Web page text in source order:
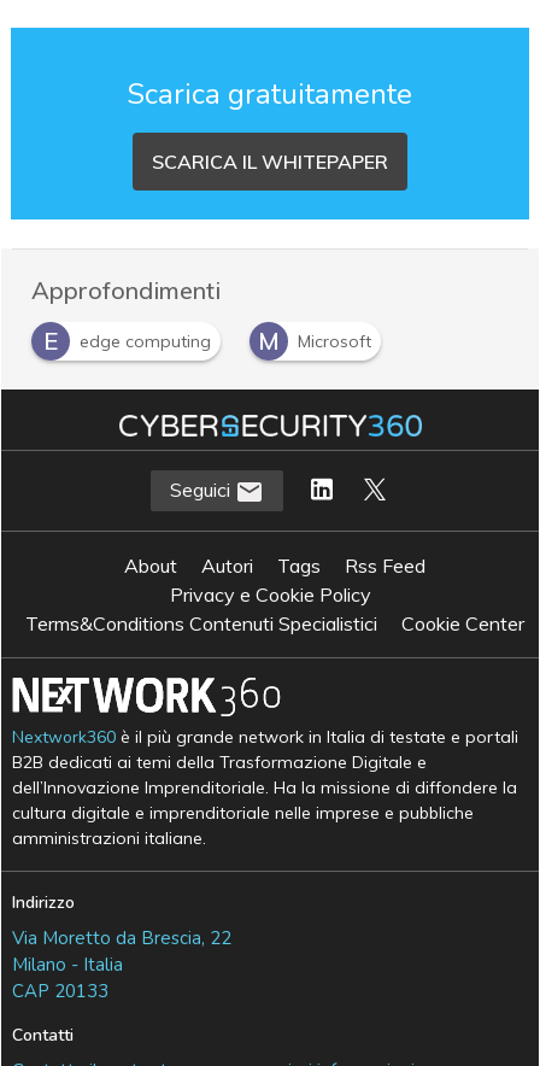
Scarica gratuitamente
SCARICA IL WHITEPAPER
Approfondimenti
E
edge computing M Microsoft
Seguici
About Autori Tags
Rss Feed
Privacy e Cookie Policy
Terms&Conditions Contenuti Specialistici
Cookie Center
Nextwork360 è il più grande network in Italia di testate e portali
B2B dedicati ai temi della Trasformazione Digitale e
dell’Innovazione Imprenditoriale. Ha la missione di diffondere la
cultura digitale e imprenditoriale nelle imprese e pubbliche
amministrazioni italiane.
Indirizzo
Via Moretto da Brescia, 22
Milano - Italia
CAP 20133
Contatti